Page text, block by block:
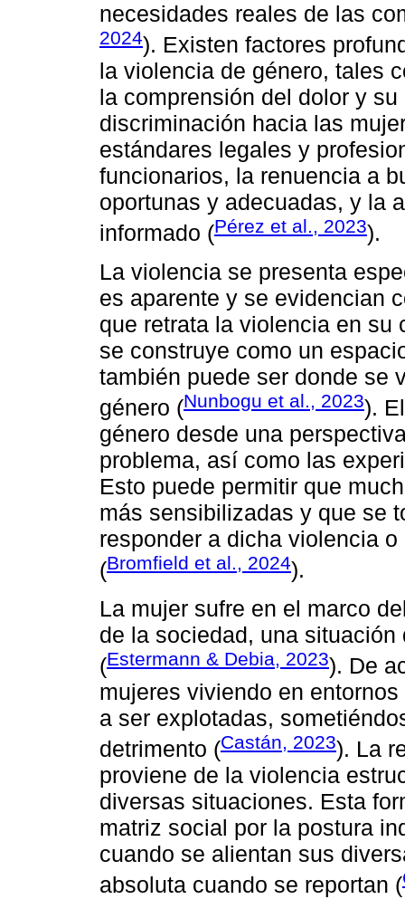
necesidades reales de las
2024). Existen factores
la violencia de género, tales
la comprensión del dolor y
discriminación hacia las
estándares legales y
funcionarios, la renuencia a
oportunas y adecuadas, y la
informado (Pérez et al., 2023).
La violencia se presenta
es aparente y se evidencian
que retrata la violencia en su
se construye como un
también puede ser donde se
género (Nunbogu et al., 2023).
género desde una
problema, así como las
Esto puede permitir que
más sensibilizadas y que se
responder a dicha violencia
(Bromfield et al., 2024).
La mujer sufre en el marco
de la sociedad, una
(Estermann & Debia, 2023). De
mujeres viviendo en
a ser explotadas,
detrimento (Castán, 2023). La
proviene de la violencia
diversas situaciones. Esta
matriz social por la postura
cuando se alientan sus
absoluta cuando se reportan (